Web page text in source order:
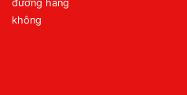
đường hàng
không